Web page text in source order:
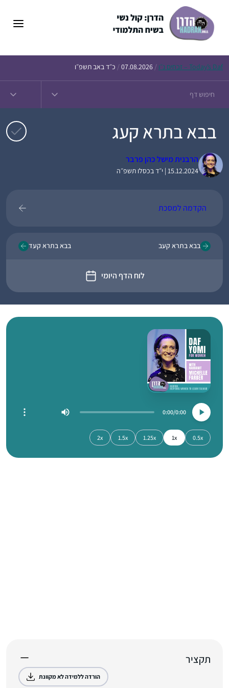
Today’s Daf – זבחים נ״ו /
07.08.2026
/ כ״ד באב תשפ״ו
בבא בתרא קעג
הרבנית מישל כהן פרבר
15.12.2024 | י״ד בכסלו תשפ״ה
הקדמה למסכת
בבא בתרא קעב
לוח הדף היומי
בבא בתרא קעד
0:00
0:00
0.5x
1x
1.25x
1.5x
2x
תקציר
הורדה ללמידה לא מקוונת